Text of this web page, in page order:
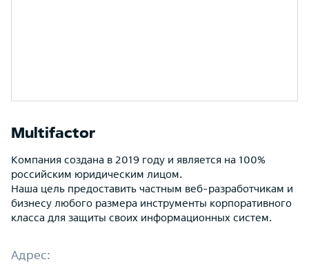
Multifactor
Компания создана в 2019 году и является на 100%
российским юридическим лицом.
Наша цель предоставить частным веб-разработчикам и
бизнесу любого размера инструменты корпоративного
класса для защиты своих информационных систем.
Адрес: